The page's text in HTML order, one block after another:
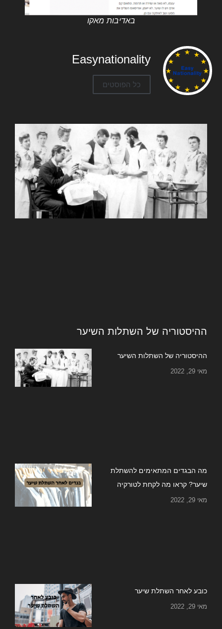
באדיבות מאקו
Easynationality
כל הפוסטים
ההיסטוריה של השתלות השיער
ההיסטוריה של השתלות השיער
מאי 29, 2022
מה הבגדים המתאימים להשתלת
שיער? קראו מה לקחת לטורקיה
מאי 29, 2022
כובע לאחר השתלת שיער
מאי 29, 2022